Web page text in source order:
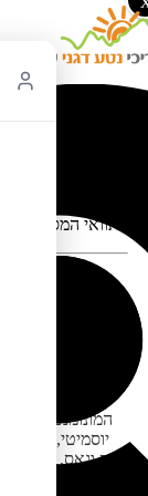
תוואי המסלול
המונומנט, אזור
לאס וגאס, סן